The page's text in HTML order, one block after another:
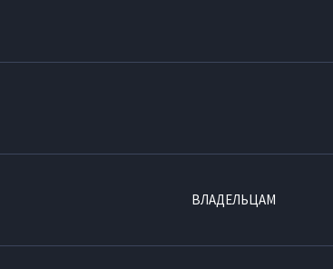
ВЛАДЕЛЬЦАМ